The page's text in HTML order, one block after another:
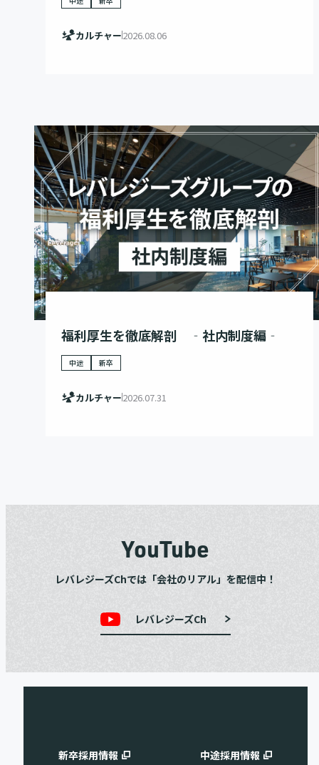
カルチャー2026.08.06
福利厚生を徹底解剖 ‐社内制度編‐
中途 新卒
カルチャー2026.07.31
YouTube
レバレジーズChでは「会社のリアル」を配信中！
レバレジーズCh
新卒採用情報 中途採用情報